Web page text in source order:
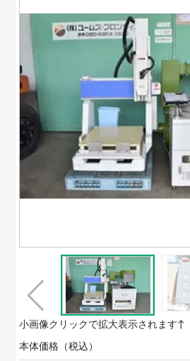
小画像クリックで拡大表示されます↑
本体価格（税込）